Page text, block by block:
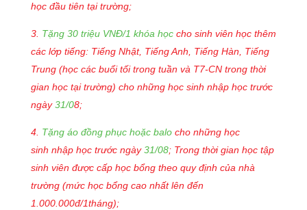
học đầu tiên tại trường;
3. Tặng 30 triệu VNĐ/1 khóa học cho sinh viên học thêm
các lớp tiếng: Tiếng Nhật, Tiếng Anh, Tiếng Hàn, Tiếng
Trung (học các buổi tối trong tuần và T7-CN trong thời
gian học tại trường) cho những học sinh nhập học trước
ngày 31/08;
4. Tặng áo đồng phục hoặc balo cho những học
sinh nhập học trước ngày 31/08; Trong thời gian học tập
sinh viên được cấp học bổng theo quy định của nhà
trường (mức học bổng cao nhất lên đến
1.000.000đ/1tháng);